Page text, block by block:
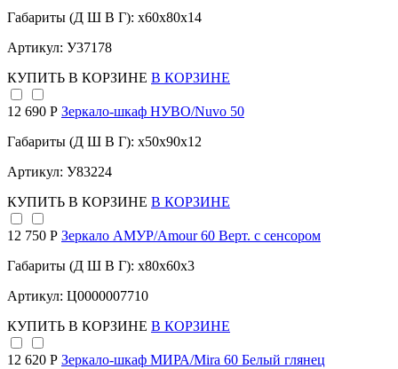
Габариты (Д Ш В Г): x60x80x14
Артикул: У37178
КУПИТЬ В КОРЗИНЕ В КОРЗИНЕ
12 690 Р Зеркало-шкаф НУВО/Nuvo 50
Габариты (Д Ш В Г): x50x90x12
Артикул: У83224
КУПИТЬ В КОРЗИНЕ В КОРЗИНЕ
12 750 Р Зеркало АМУР/Amour 60 Верт. с сенсором
Габариты (Д Ш В Г): x80x60x3
Артикул: Ц0000007710
КУПИТЬ В КОРЗИНЕ В КОРЗИНЕ
12 620 Р Зеркало-шкаф МИРА/Mira 60 Белый глянец